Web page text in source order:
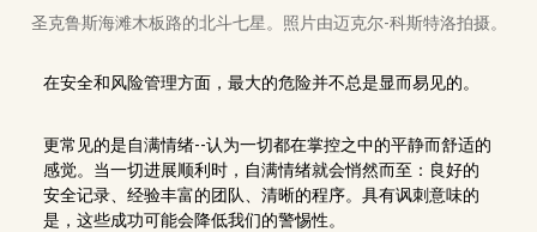
圣克鲁斯海滩木板路的北斗七星。照片由迈克尔-科斯特洛拍摄。
在安全和风险管理方面，最大的危险并不总是显而易见的。
更常见的是自满情绪--认为一切都在掌控之中的平静而舒适的
感觉。当一切进展顺利时，自满情绪就会悄然而至：良好的
安全记录、经验丰富的团队、清晰的程序。具有讽刺意味的
是，这些成功可能会降低我们的警惕性。